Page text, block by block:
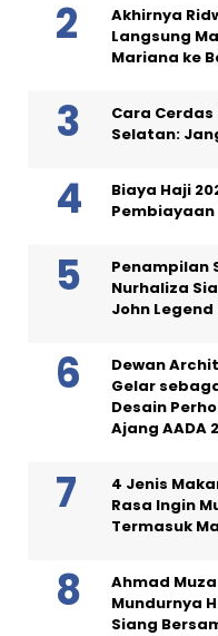
Akhirnya
Langsung
Mariana ke
Cara
Selatan:
Biaya Haji
Penampilan
Nurhaliza
John
Dewan
Gelar
Desain
Ajang AADA
4 Jenis
Rasa Ingin
Termasuk
Ahmad
Mundurnya
Siang